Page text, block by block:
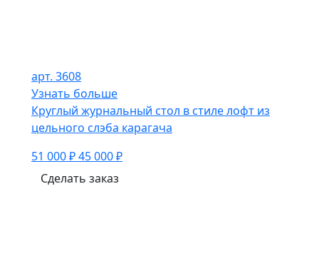
арт. 3608
Узнать больше
Круглый журнальный стол в стиле лофт из
цельного слэба карагача
51 000 ₽45 000 ₽
Сделать заказ